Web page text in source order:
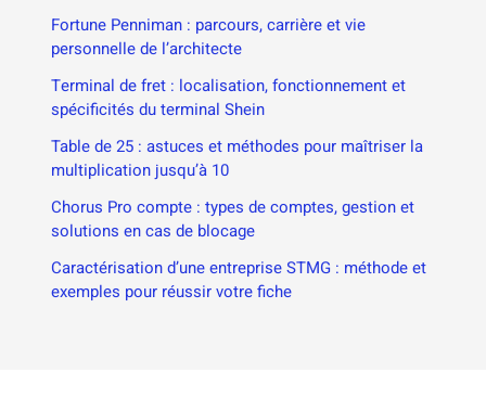
Fortune Penniman : parcours, carrière et vie
personnelle de l’architecte
Terminal de fret : localisation, fonctionnement et
spécificités du terminal Shein
Table de 25 : astuces et méthodes pour maîtriser la
multiplication jusqu’à 10
Chorus Pro compte : types de comptes, gestion et
solutions en cas de blocage
Caractérisation d’une entreprise STMG : méthode et
exemples pour réussir votre fiche